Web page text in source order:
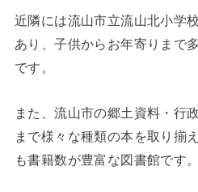
近隣には流山市立流山北小学
あり、子供からお年寄りまで
です。
また、流山市の郷土資料・行
まで様々な種類の本を取り揃
も書籍数が豊富な図書館です。